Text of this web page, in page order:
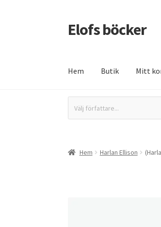
Hoppa
till
Hoppa
till
Elofs böcker
Hem Butik Mitt
Välj författare...
Hem Harlan Ellison